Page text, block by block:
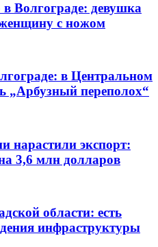
Волгограде: девушка
с ножом
в Центральном
„Арбузный переполох“
нарастили экспорт:
3,6 млн долларов
области: есть
инфраструктуры